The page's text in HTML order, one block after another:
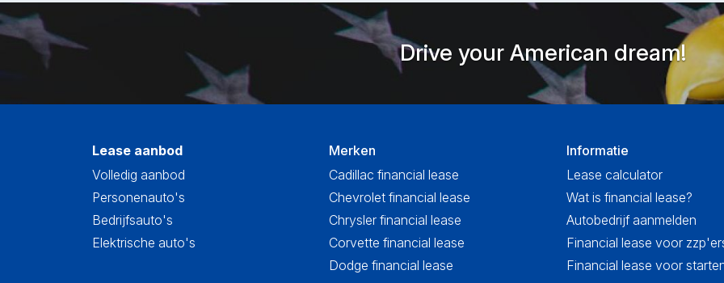
Drive your American dream!
Lease aanbod
Volledig aanbod
Personenauto's
Bedrijfsauto's
Elektrische auto's
Merken
Cadillac financial lease
Chevrolet financial lease
Chrysler financial lease
Corvette financial lease
Dodge financial lease
Informatie
Lease calculator
Wat is financial lease?
Autobedrijf aanmelden
Financial lease voor
Financial lease voor